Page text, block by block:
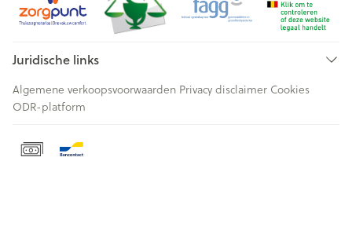
Juridische links
Algemene verkoopsvoorwaarden Privacy disclaimer Cookies
ODR-platform